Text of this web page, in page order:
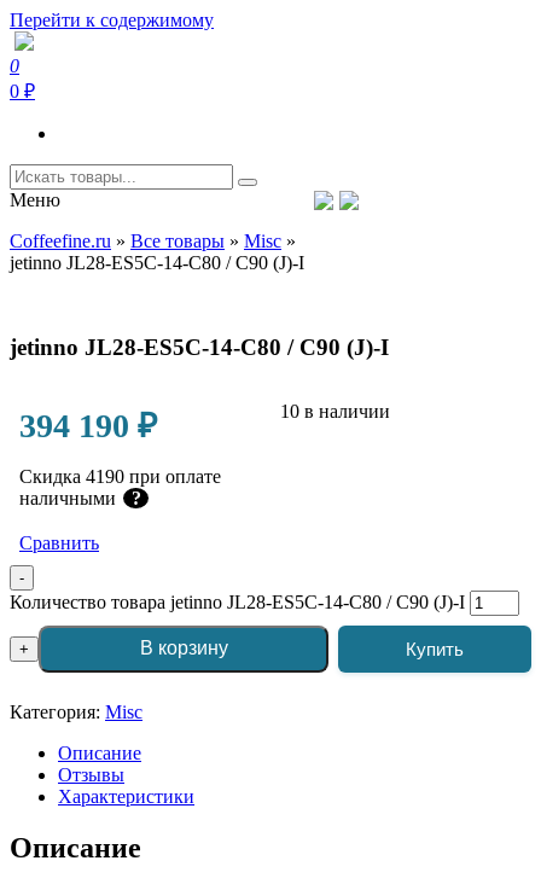
Перейти к содержимому
Coffeefine.ru
Интернет-магазин кофемашин и кофейной техники для дома
0
0 ₽
Меню
Coffeefine.ru » Все товары » Misc »
jetinno JL28-ES5C-14-C80 / C90 (J)-I
jetinno JL28-ES5C-14-C80 / C90 (J)-I
394 190 ₽
Скидка 4190 при оплате
наличными
?
Сравнить
10 в наличии
-
Количество товара jetinno JL28-ES5C-14-C80 / C90 (J)-I
+ В корзину Купить
Категория: Misc
Описание
Отзывы
Характеристики
Описание